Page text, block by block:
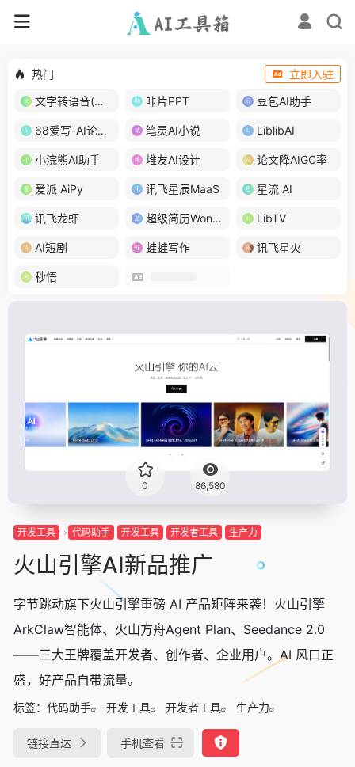
热门
立即入驻
文字转语音(琅琅配音)
咔片PPT 豆包AI助手
68爱写-AI论文写作 笔灵AI小说 LiblibAI
小浣熊AI助手 堆友AI设计 论文降AIGC率
爱派 AiPy 讯飞星辰MaaS 星流 AI
讯飞龙虾 超级简历WonderCV LibTV
AI短剧 蛙蛙写作 讯飞星火
秒悟
0 86,580
开发工具 代码助手 开发工具 开发者工具 生产力
火山引擎AI新品推广
字节跳动旗下火山引擎重磅 AI 产品矩阵来袭！火山引擎
ArkClaw智能体、火山方舟Agent Plan、Seedance 2.0
——三大王牌覆盖开发者、创作者、企业用户。AI 风口正
盛，好产品自带流量。
标签： 代码助手 开发工具 开发者工具 生产力
链接直达 手机查看